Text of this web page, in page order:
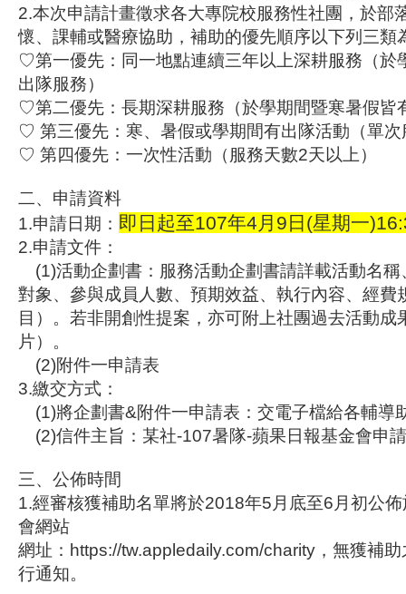
2.本次申請計畫徵求各大專院校服務性社團，於部
懷、課輔或醫療協助，補助的優先順序以下列三類
♡第一優先：同一地點連續三年以上深耕服務（於
出隊服務）
♡第二優先：長期深耕服務（於學期間暨寒暑假皆
♡ 第三優先：寒、暑假或學期間有出隊活動（單
♡ 第四優先：一次性活動（服務天數2天以上）
二、申請資料
1.申請日期： 即日起至107年4月9日(星期一
2.申請文件：
(1)活動企劃書：服務活動企劃書請詳載活動名稱
對象、參與成員人數、預期效益、執行內容、經費
目）。若非開創性提案，亦可附上社團過去活動成
片）。
(2)附件一申請表
3.繳交方式：
(1)將企劃書&附件一申請表：交電子檔給各輔導
(2)信件主旨：某社-107暑隊-蘋果日報基金會申
三、公佈時間
1.經審核獲補助名單將於2018年5月底至6月初公
會網站
網址：https://tw.appledaily.com/charity，無獲補
行通知。